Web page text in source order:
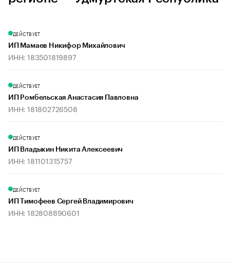
ДЕЙСТВУЕТ
ИП Мамаев Никифор Михайлович
ИНН: 183501819897
ДЕЙСТВУЕТ
ИП Ромбельская Анастасия Павловна
ИНН: 181802726508
ДЕЙСТВУЕТ
ИП Владыкин Никита Алексеевич
ИНН: 181101315757
ДЕЙСТВУЕТ
ИП Тимофеев Сергей Владимирович
ИНН: 182808890601